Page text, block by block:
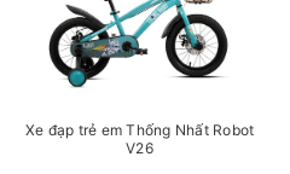
Xe đạp trẻ em Thống Nhất Robot
V26